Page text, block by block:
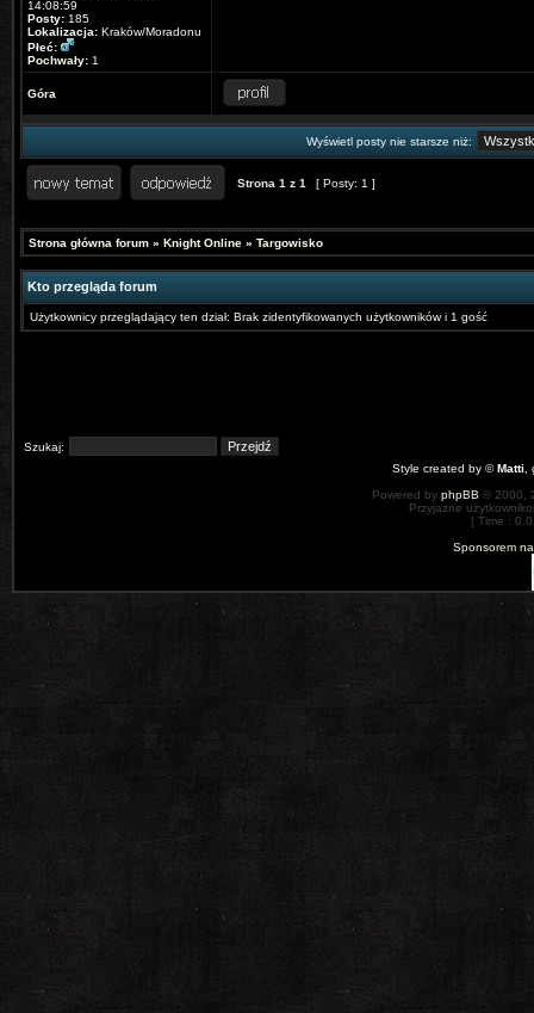
14:08:59
Posty: 185
Lokalizacja: Kraków/Moradonu
Płeć:
Pochwały: 1
Góra
Wyświetl posty nie starsze niż:
Strona 1 z 1 [ Posty: 1 ]
Strona główna forum » Knight Online » Targowisko
Kto przegląda forum
Użytkownicy przeglądający ten dział: Brak zidentyfikowanych użytkowników i 1 gość
Szukaj:
Style created by ©Matti
Powered by phpBB © 2000,
Przyjazne
[ Time :
Sponsorem